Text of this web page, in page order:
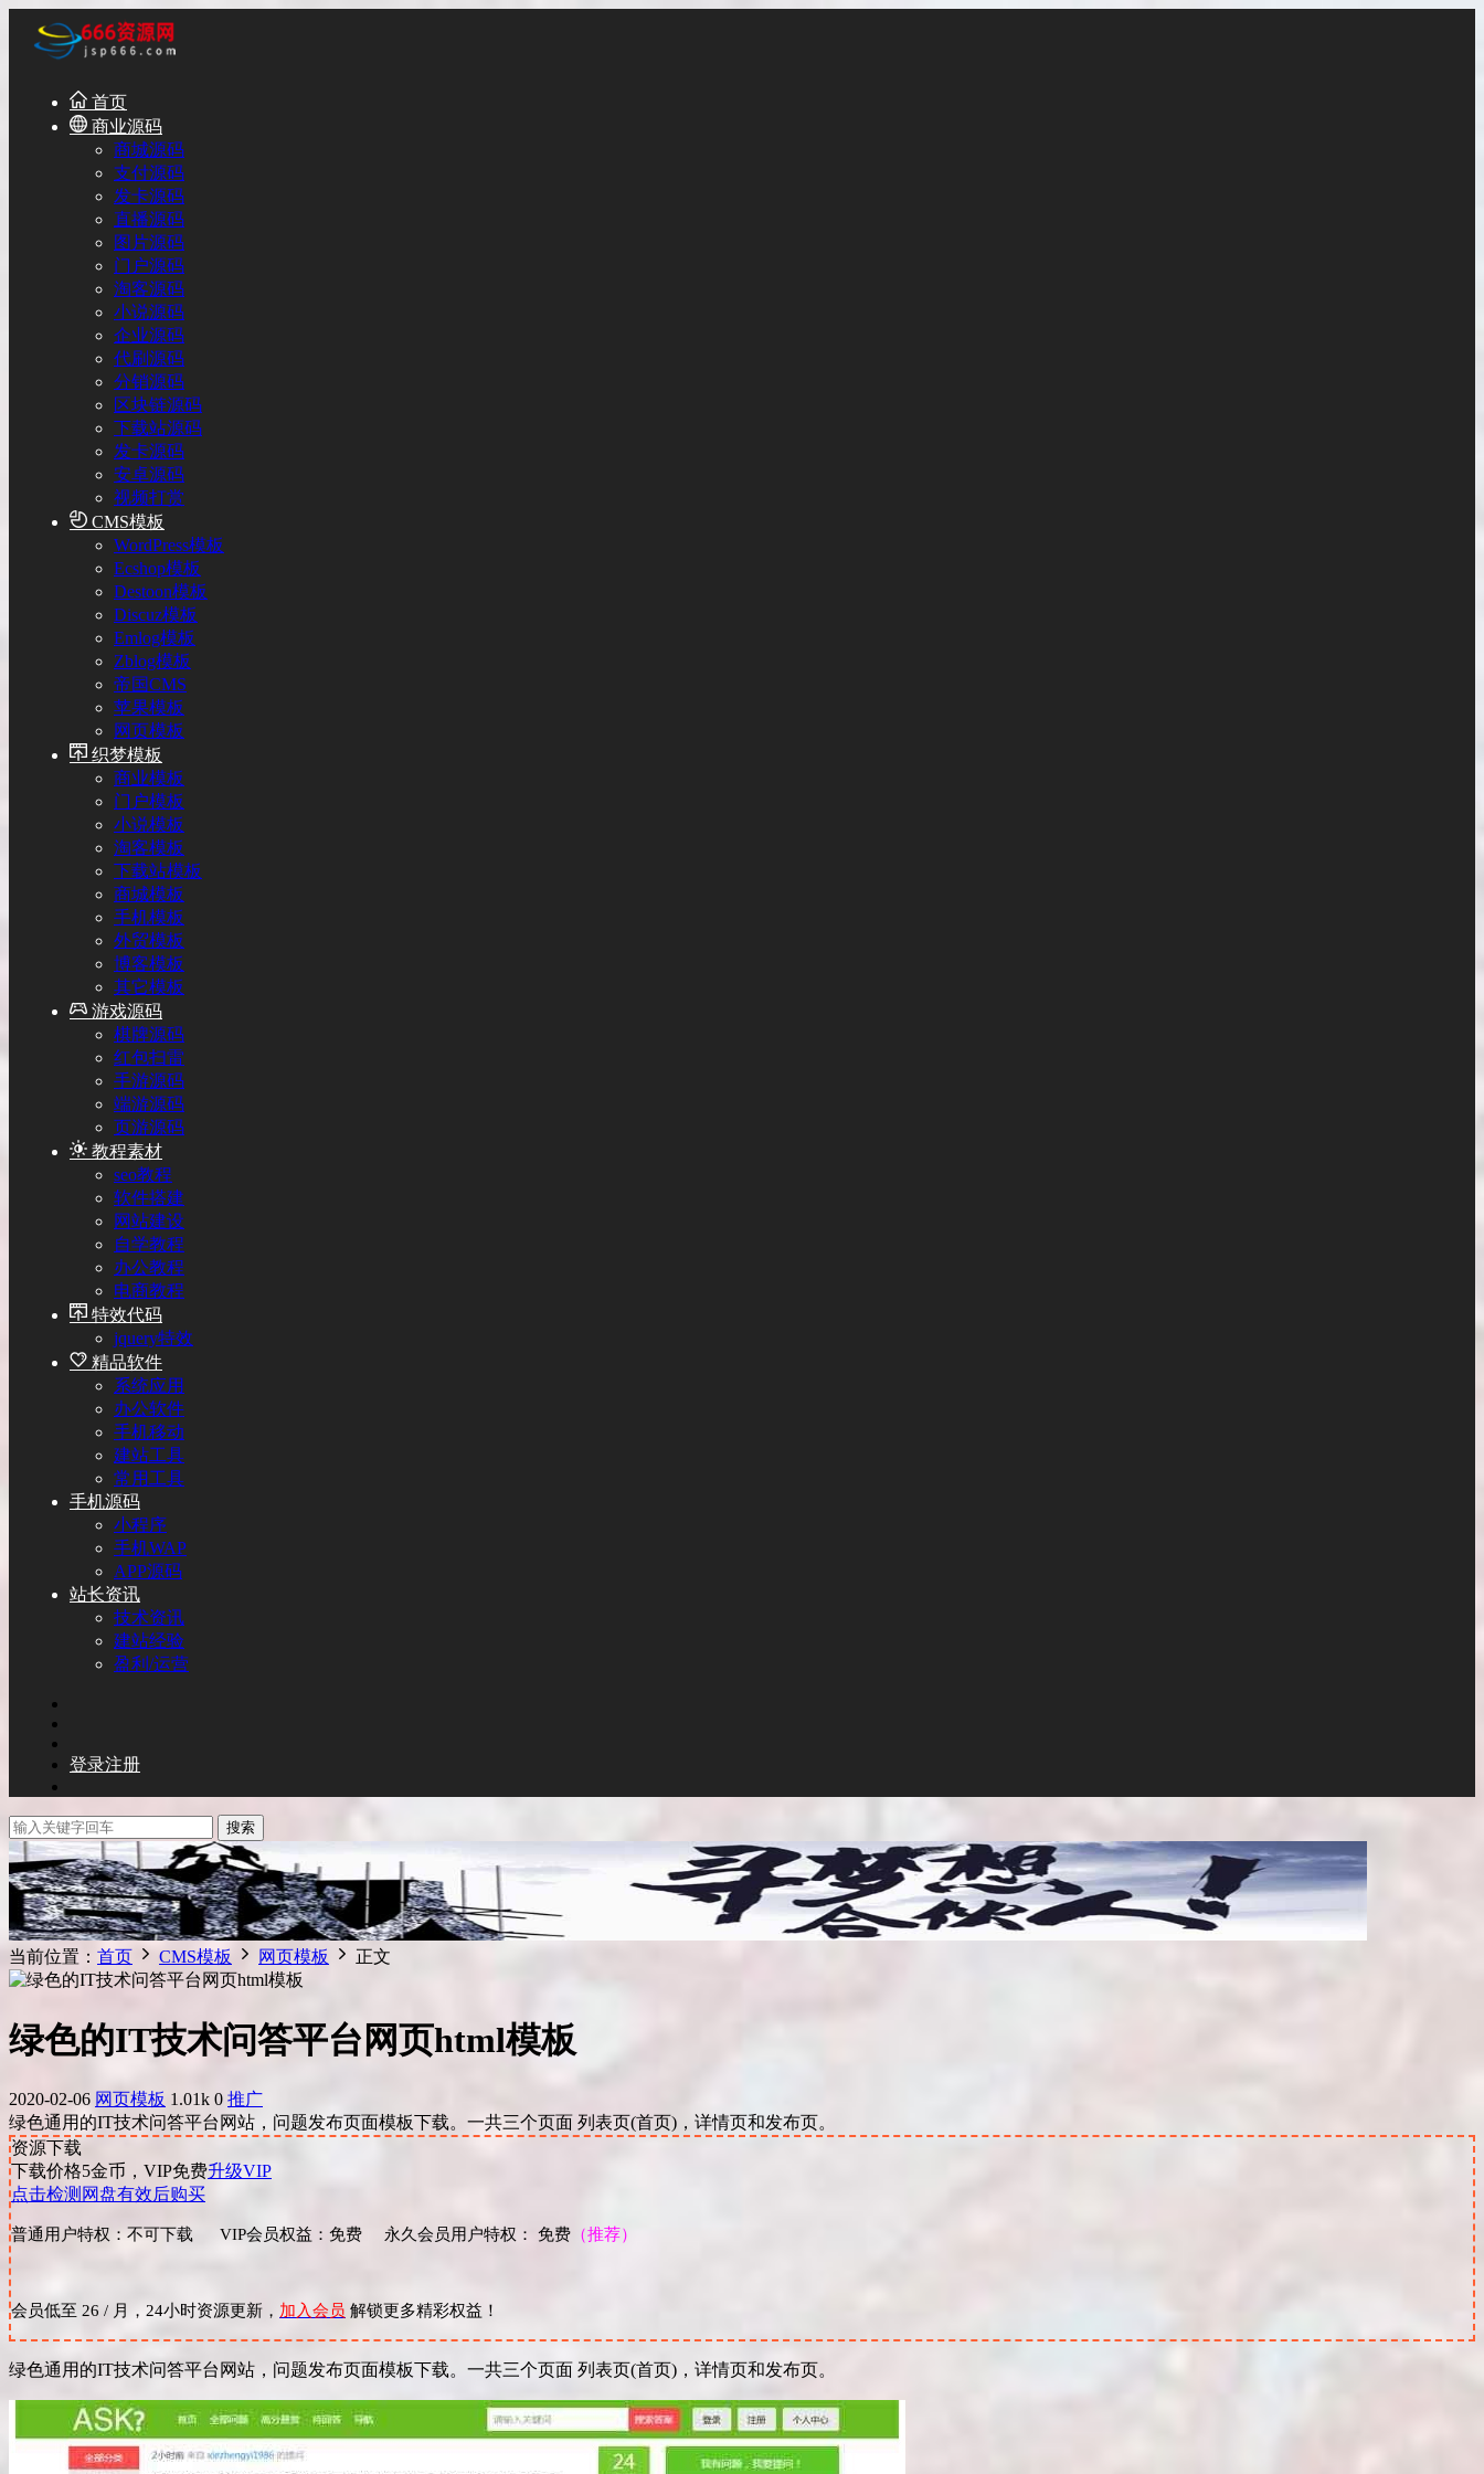
首页
商业源码
商城源码
支付源码
发卡源码
直播源码
图片源码
门户源码
淘客源码
小说源码
企业源码
代刷源码
分销源码
区块链源码
下载站源码
发卡源码
安卓源码
视频打赏
CMS模板
WordPress模板
Ecshop模板
Destoon模板
Discuz模板
Emlog模板
Zblog模板
帝国CMS
苹果模板
网页模板
织梦模板
商业模板
门户模板
小说模板
淘客模板
下载站模板
商城模板
手机模板
外贸模板
博客模板
其它模板
游戏源码
棋牌源码
红包扫雷
手游源码
端游源码
页游源码
教程素材
seo教程
软件搭建
网站建设
自学教程
办公教程
电商教程
特效代码
jquery特效
精品软件
系统应用
办公软件
手机移动
建站工具
常用工具
手机源码
小程序
手机WAP
APP源码
站长资讯
技术资讯
建站经验
盈利/运营
登录注册
搜索
当前位置： 首页 CMS模板 网页模板 正文
绿色的IT技术问答平台网页html模板
2020-02-06 网页模板 1.01k 0 推广
绿色通用的IT技术问答平台网站，问题发布页面模板下载。一共三个页面 列表页(首页)，详情页和发布页。
资源下载
下载价格5金币，VIP免费升级VIP
点击检测网盘有效后购买
普通用户特权：不可下载 VIP会员权益：免费 永久会员用户特权： 免费 （推荐）
会员低至 26 / 月，24小时资源更新， 加入会员 解锁更多精彩权益！
绿色通用的IT技术问答平台网站，问题发布页面模板下载。一共三个页面 列表页(首页)，详情页和发布页。